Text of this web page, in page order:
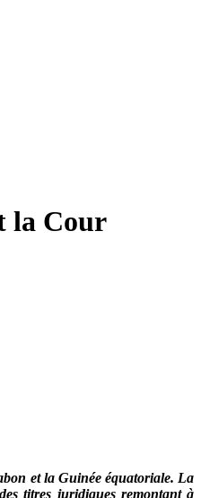
la Cour
et la Guinée équatoriale. La
titres juridiques remontant à